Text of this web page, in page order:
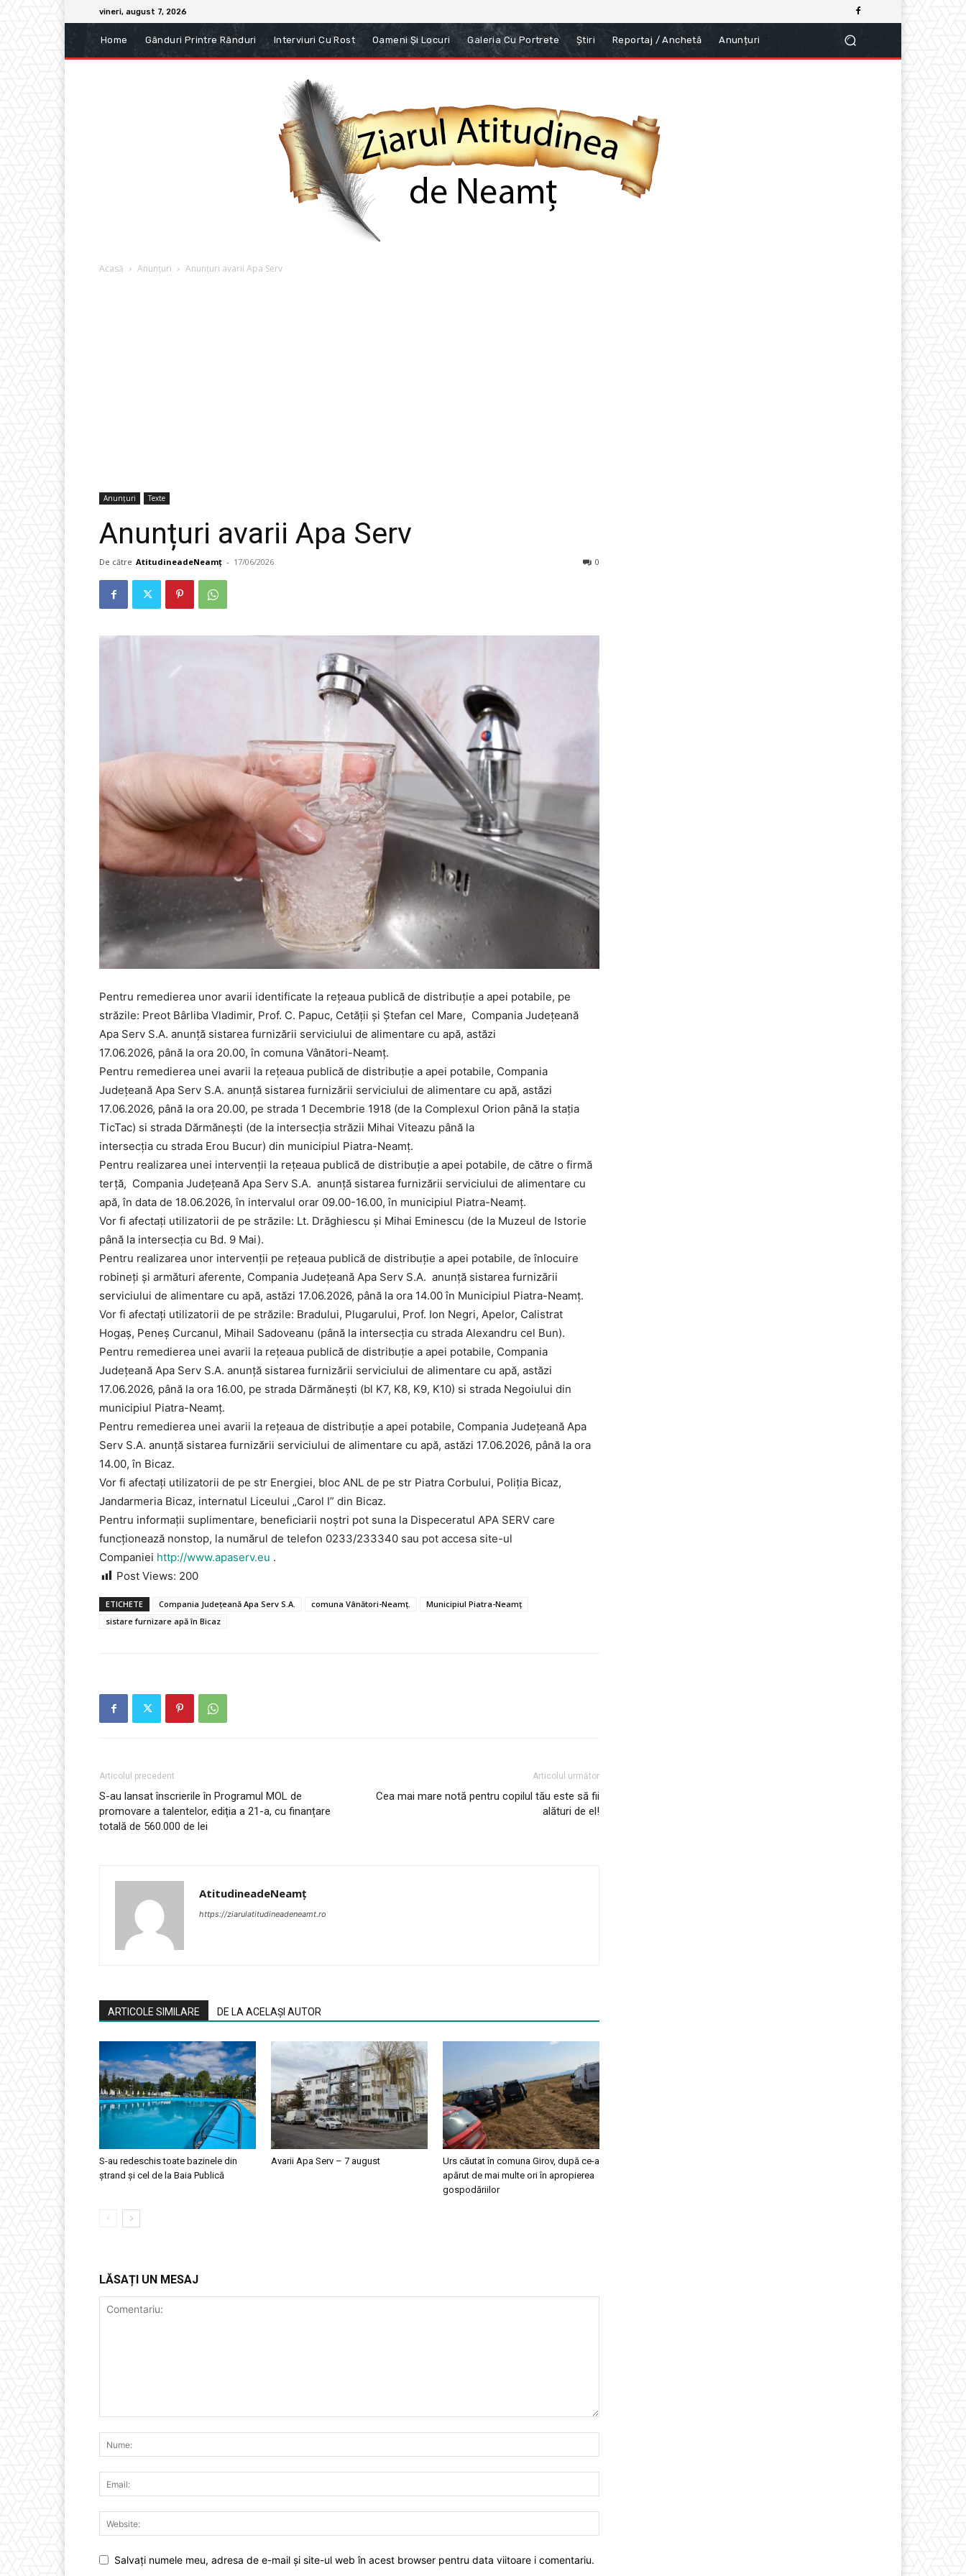
vineri, august 7, 2026
Home Gânduri Printre Rânduri Interviuri Cu Rost Oameni Și Locuri Galeria Cu Portrete Știri Reportaj / Anchetă Anunțuri
Acasă Anunțuri Anunțuri avarii Apa Serv
Anunțuri Texte
Anunțuri avarii Apa Serv
De către AtitudineadeNeamț - 17/06/2026 0
Pentru remedierea unor avarii identificate la rețeaua publică de distribuție a apei potabile, pe
străzile: Preot Bârliba Vladimir, Prof. C. Papuc, Cetății și Ștefan cel Mare, Compania Județeană
Apa Serv S.A. anunță sistarea furnizării serviciului de alimentare cu apă, astăzi
17.06.2026, până la ora 20.00, în comuna Vânători-Neamț.
Pentru remedierea unei avarii la rețeaua publică de distribuție a apei potabile, Compania
Județeană Apa Serv S.A. anunță sistarea furnizării serviciului de alimentare cu apă, astăzi
17.06.2026, până la ora 20.00, pe strada 1 Decembrie 1918 (de la Complexul Orion până la stația
TicTac) si strada Dărmănești (de la intersecția străzii Mihai Viteazu până la
intersecția cu strada Erou Bucur) din municipiul Piatra-Neamț.
Pentru realizarea unei intervenții la rețeaua publică de distribuție a apei potabile, de către o firmă
terță, Compania Județeană Apa Serv S.A. anunță sistarea furnizării serviciului de alimentare cu
apă, în data de 18.06.2026, în intervalul orar 09.00-16.00, în municipiul Piatra-Neamț.
Vor fi afectați utilizatorii de pe străzile: Lt. Drăghiescu și Mihai Eminescu (de la Muzeul de Istorie
până la intersecția cu Bd. 9 Mai).
Pentru realizarea unor intervenții pe rețeaua publică de distribuție a apei potabile, de înlocuire
robineți și armături aferente, Compania Județeană Apa Serv S.A. anunță sistarea furnizării
serviciului de alimentare cu apă, astăzi 17.06.2026, până la ora 14.00 în Municipiul Piatra-Neamț.
Vor fi afectați utilizatorii de pe străzile: Bradului, Plugarului, Prof. Ion Negri, Apelor, Calistrat
Hogaș, Peneș Curcanul, Mihail Sadoveanu (până la intersecția cu strada Alexandru cel Bun).
Pentru remedierea unei avarii la rețeaua publică de distribuție a apei potabile, Compania
Județeană Apa Serv S.A. anunță sistarea furnizării serviciului de alimentare cu apă, astăzi
17.06.2026, până la ora 16.00, pe strada Dărmănești (bl K7, K8, K9, K10) si strada Negoiului din
municipiul Piatra-Neamț.
Pentru remedierea unei avarii la rețeaua de distribuție a apei potabile, Compania Județeană Apa
Serv S.A. anunță sistarea furnizării serviciului de alimentare cu apă, astăzi 17.06.2026, până la ora
14.00, în Bicaz.
Vor fi afectați utilizatorii de pe str Energiei, bloc ANL de pe str Piatra Corbului, Poliția Bicaz,
Jandarmeria Bicaz, internatul Liceului „Carol I” din Bicaz.
Pentru informații suplimentare, beneficiarii noștri pot suna la Dispeceratul APA SERV care
funcționează nonstop, la numărul de telefon 0233/233340 sau pot accesa site-ul
Companiei http://www.apaserv.eu .
Post Views: 200
ETICHETE Compania Județeană Apa Serv S.A. comuna Vânători-Neamț.
Municipiul Piatra-Neamț
sistare furnizare apă în Bicaz
Articolul precedent
S-au lansat înscrierile în Programul MOL de
promovare a talentelor, ediția a 21-a, cu finanțare
totală de 560.000 de lei
Articolul următor
Cea mai mare notă pentru copilul tău este să fii
alături de el!
AtitudineadeNeamț
https://ziarulatitudineadeneamt.ro
ARTICOLE SIMILARE DE LA ACELAȘI AUTOR
S-au redeschis toate bazinele din
ștrand și cel de la Baia Publică
Avarii Apa Serv – 7 august
Urs căutat în comuna Girov, după ce-a
apărut de mai multe ori în apropierea
gospodăriilor
LĂSAȚI UN MESAJ
Salvați numele meu, adresa de e-mail și site-ul web în acest browser pentru data viitoare i comentariu.